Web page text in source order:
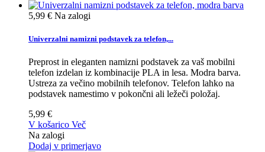
5,99 € Na zalogi
Univerzalni namizni podstavek za telefon,...
Preprost in eleganten namizni podstavek za vaš mobilni
telefon izdelan iz kombinacije PLA in lesa. Modra barva.
Ustreza za večino mobilnih telefonov. Telefon lahko na
podstavek namestimo v pokončni ali ležeči položaj.
5,99 €
V košarico Več
Na zalogi
Dodaj v primerjavo